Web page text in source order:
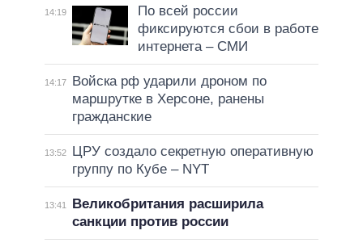
14:19
По всей россии
фиксируются сбои в работе
интернета – СМИ
14:17
Войска рф ударили дроном по
маршрутке в Херсоне, ранены
гражданские
13:52
ЦРУ создало секретную оперативную
группу по Кубе – NYT
13:41
Великобритания расширила
санкции против россии